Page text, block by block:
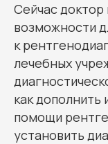
Сейчас
возможности
к
лечебных
как
помощи
установить